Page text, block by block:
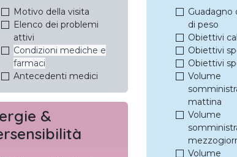
Motivo della visita
Elenco dei problemi
attivi
Condizioni mediche e
farmaci
Antecedenti medici
&
Guadagno
di peso
Obiettivi
Obiettivi
Obiettivi
Volume
mattina
Volume
Volume